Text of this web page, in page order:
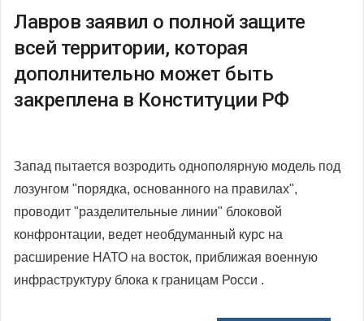
Лавров заявил о полной защите
всей территории, которая
дополнительно может быть
закреплена в Конституции РФ
Запад пытается возродить однополярную модель под
лозунгом "порядка, основанного на правилах",
проводит "разделительные линии" блоковой
конфронтации, ведет необдуманный курс на
расширение НАТО на восток, приближая военную
инфраструктуру блока к границам Росси .